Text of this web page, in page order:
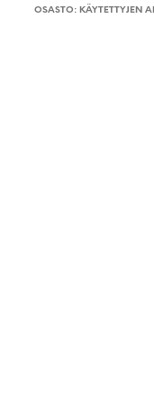
OSASTO: KÄYTETTYJEN